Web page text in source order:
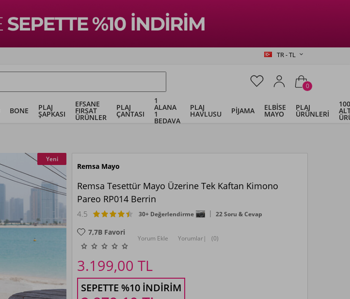
TR - TL
0
BONE PLAJ
ŞAPKASI
EFSANE
FIRSAT
ÜRÜNLER
PLAJ
ÇANTASI
1
ALANA
1
BEDAVA
PLAJ
HAVLUSU PİJAMA ELBİSE
MAYO
PLAJ
ÜRÜNLERİ
Yeni
Remsa Mayo
Remsa Tesettür Mayo Üzerine Tek Kaftan Kimono
Pareo RP014 Berrin
4.5 30+ Değerlendirme 22 Soru & Cevap
7,7BFavori
Yorum Ekle Yorumlar| (0)
3.199,00 TL
SEPETTE %10 İNDIRIM